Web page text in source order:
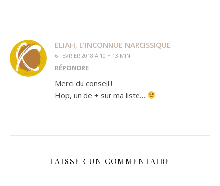
ELIAH, L'INCONNUE NARCISSIQUE
6 FÉVRIER 2018 À 10 H 13 MIN
RÉPONDRE
Merci du conseil !
Hop, un de + sur ma liste…
LAISSER UN COMMENTAIRE